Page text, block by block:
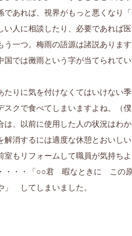
であれば、視界がもっと悪くなり
い人に相談したり、必要であれば
う一つ。梅雨の語源は諸説ありま
国では黴雨という字が当てられて
たりに気を付けなくてはいけない
スクで食べてしまいますよね。（
は、以前に使用した人の状況はわ
解消するには適度な休憩とおいし
室もリフォームして職員が気持ち
・・・「○○君 暇なときに この
や」 してしまいました。